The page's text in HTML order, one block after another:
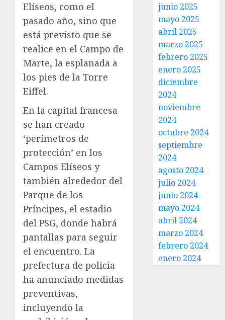
Elíseos, como el
pasado año, sino que
está previsto que se
realice en el Campo de
Marte, la esplanada a
los pies de la Torre
Eiffel.
En la capital francesa
se han creado
‘perímetros de
protección’ en los
Campos Elíseos y
también alrededor del
Parque de los
Príncipes, el estadio
del PSG, donde habrá
pantallas para seguir
el encuentro. La
prefectura de policía
ha anunciado medidas
preventivas,
incluyendo la
junio 2025
mayo 2025
abril 2025
marzo 2025
febrero 2025
enero 2025
diciembre
2024
noviembre
2024
octubre 2024
septiembre
2024
agosto 2024
julio 2024
junio 2024
mayo 2024
abril 2024
marzo 2024
febrero 2024
enero 2024